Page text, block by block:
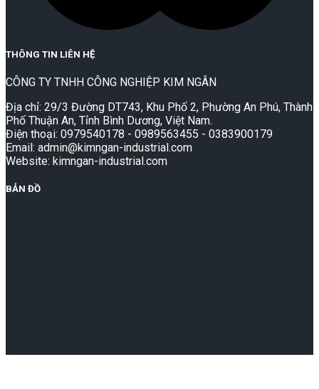
THÔNG TIN LIÊN HỆ
CÔNG TY TNHH CÔNG NGHIỆP KIM NGÂN
Địa chỉ: 29/3 Đường DT743, Khu Phố 2, Phường An Phú, Thành
Phố Thuận An, Tỉnh Bình Dương, Việt Nam.
Điện thoại: 0979540178 - 0989563455 - 0383900179
Email: admin@kimngan-industrial.com
Website: kimngan-industrial.com
BẢN ĐỒ